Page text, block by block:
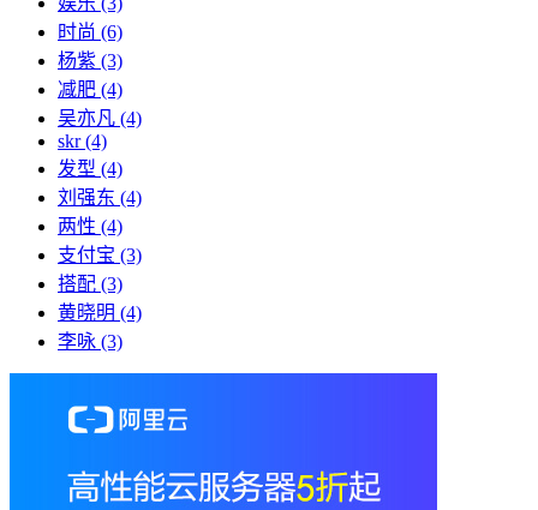
时尚 (6)
杨紫 (3)
减肥 (4)
吴亦凡 (4)
skr(4)
发型 (4)
刘强东 (4)
两性 (4)
支付宝 (3)
搭配 (3)
黄晓明 (4)
李咏 (3)